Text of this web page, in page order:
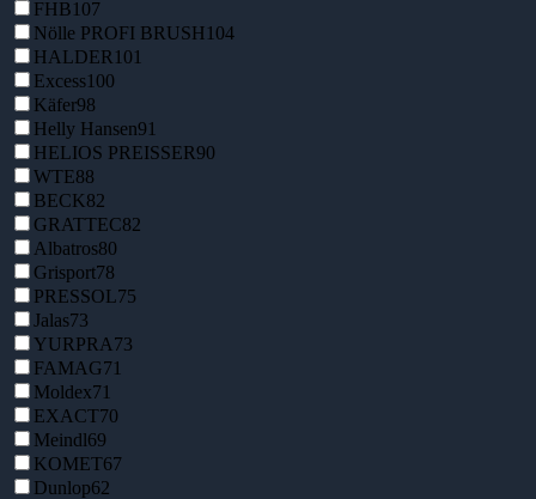
FHB107
Nölle PROFI BRUSH104
HALDER 101
Excess100
Käfer98
Helly Hansen91
HELIOS PREISSER90
WTE88
BECK82
GRATTEC82
Albatros80
Grisport78
PRESSOL75
Jalas73
YURPRA73
FAMAG71
Moldex71
EXACT70
Meindl69
KOMET67
Dunlop62